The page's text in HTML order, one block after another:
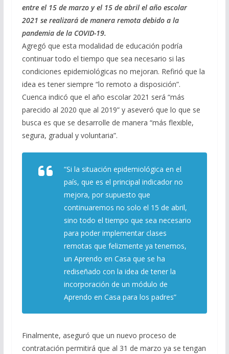
entre el 15 de marzo y el 15 de abril el año escolar
2021 se realizará de manera remota debido a la
pandemia de la COVID-19.
Agregó que esta modalidad de educación podría
continuar todo el tiempo que sea necesario si las
condiciones epidemiológicas no mejoran. Refirió que la
idea es tener siempre “lo remoto a disposición”.
Cuenca indicó que el año escolar 2021 será “más
parecido al 2020 que al 2019” y aseveró que lo que se
busca es que se desarrolle de manera “más flexible,
segura, gradual y voluntaria”.
“Si la situación epidemiológica en el
país, que es el principal indicador no
mejora, por supuesto que
continuaremos no solo el 15 de abril,
sino todo el tiempo que sea necesario
para poder implementar clases
remotas que felizmente ya tenemos,
un Aprendo en Casa que se ha
rediseñado con la idea de tener la
incorporación de un módulo de
Aprendo en Casa para los padres”
Finalmente, aseguró que un nuevo proceso de
contratación permitirá que al 31 de marzo ya se tengan